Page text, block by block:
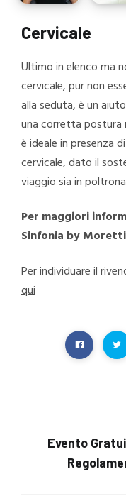
Cervicale
Ultimo in elenco ma
cervicale, pur non
alla seduta, è un
una corretta postura
è ideale in presenza
cervicale, dato il
viaggio sia in
Per maggiori
Sinfonia by
Per individuare il
qui
Evento